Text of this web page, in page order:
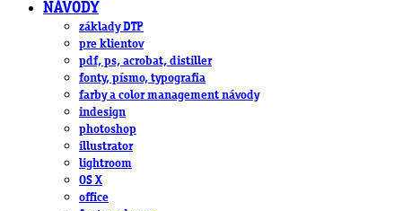
NÁVODY
základy DTP
pre klientov
pdf, ps, acrobat, distiller
fonty, písmo, typografia
farby a color management návody
indesign
photoshop
illustrator
lightroom
OS X
office